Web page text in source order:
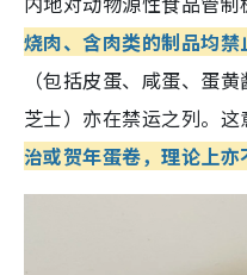
烧肉、含肉类的制品均禁
（包括皮蛋、咸蛋、蛋
芝士）亦在禁运之列。
治或贺年蛋卷，理论上亦